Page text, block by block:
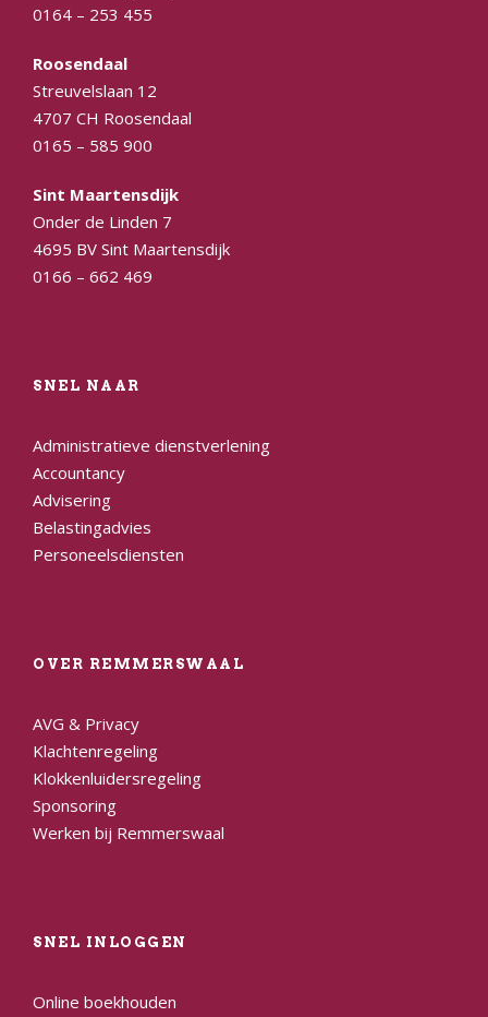
0164 – 253 455
Roosendaal
Streuvelslaan 12
4707 CH Roosendaal
0165 – 585 900
Sint Maartensdijk
Onder de Linden 7
4695 BV Sint Maartensdijk
0166 – 662 469
SNEL NAAR
Administratieve dienstverlening
Accountancy
Advisering
Belastingadvies
Personeelsdiensten
OVER REMMERSWAAL
AVG & Privacy
Klachtenregeling
Klokkenluidersregeling
Sponsoring
Werken bij Remmerswaal
SNEL INLOGGEN
Online boekhouden